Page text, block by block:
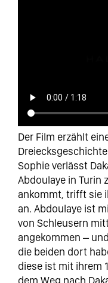
Der Film erzählt
Sophie verlässt
Abdoulaye in Turin
ankommt, trifft sie
an. Abdoulaye ist
von Schleusern
angekommen –
die beiden dort
diese ist mit ihrem
dem Weg nach